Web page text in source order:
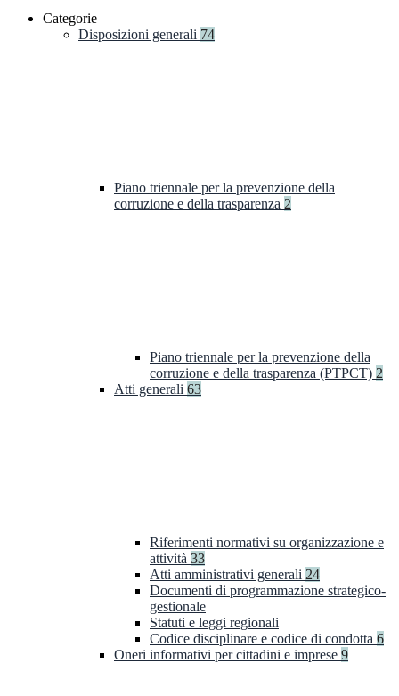
Categorie
Disposizioni generali 74
Piano triennale per la prevenzione della
corruzione e della trasparenza 2
Piano triennale per la prevenzione della
corruzione e della trasparenza (PTPCT) 2
Atti generali 63
Riferimenti normativi su organizzazione e
attività 33
Atti amministrativi generali 24
Documenti di programmazione strategico-
gestionale
Statuti e leggi regionali
Codice disciplinare e codice di condotta 6
Oneri informativi per cittadini e imprese 9